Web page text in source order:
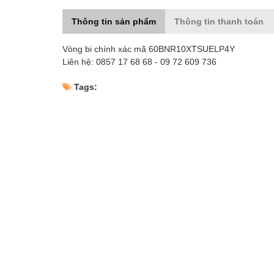
Thông tin sản phẩm Thông tin thanh toán
Vòng bi chính xác mã 60BNR10XTSUELP4Y
Liên hệ: 0857 17 68 68 - 09 72 609 736
Tags: